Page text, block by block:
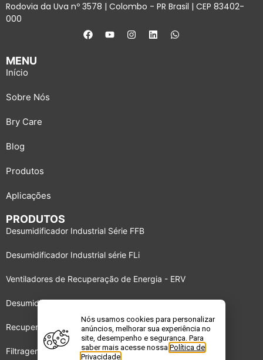
Rodovia da Uva nº 3578 | Colombo - PR Brasil | CEP 83402-
000
Início
Sobre Nós
Bry Care
Blog
Produtos
Aplicações
MENU
PRODUTOS
Desumidificador Industrial Série FFB
Desumidificador Industrial série FLi
Ventiladores de Recuperação de Energia - ERV
Desumidificador Industrial série BBS
Recuperadores de energia DRI
Filtragem de Gases e Odores – GPF
Nós usamos cookies para personalizar
anúncios, melhorar sua experiência no
site, desempenho e segurança. Para
saber mais acesse nossa Política de
Privacidade